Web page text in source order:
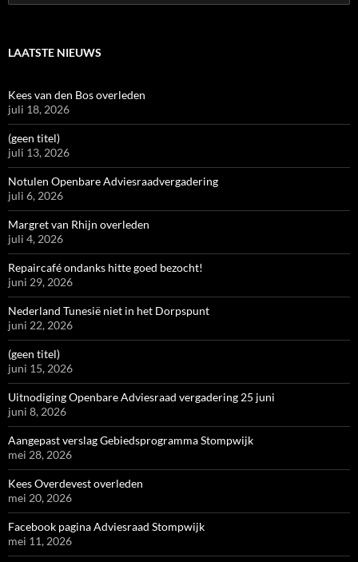
naar:
LAATSTE NIEUWS
Kees van den Bos overleden
juli 18, 2026
(geen titel)
juli 13, 2026
Notulen Openbare Adviesraadvergadering
juli 6, 2026
Margret van Rhijn overleden
juli 4, 2026
Repaircafé ondanks hitte goed bezocht!
juni 29, 2026
Nederland Tunesië niet in het Dorpspunt
juni 22, 2026
(geen titel)
juni 15, 2026
Uitnodiging Openbare Adviesraad vergadering 25 juni
juni 8, 2026
Aangepast verslag Gebiedsprogramma Stompwijk
mei 28, 2026
Kees Overdevest overleden
mei 20, 2026
Facebook pagina Adviesraad Stompwijk
mei 11, 2026